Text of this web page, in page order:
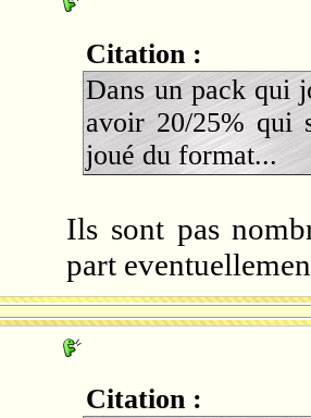
Citation :
Dans un pack qui
avoir 20/25% qui
joué du format...
Ils sont pas
part
Citation :